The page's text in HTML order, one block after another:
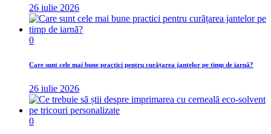
26 iulie 2026
0
Care sunt cele mai bune practici pentru curățarea jantelor pe timp de iarnă?
26 iulie 2026
0